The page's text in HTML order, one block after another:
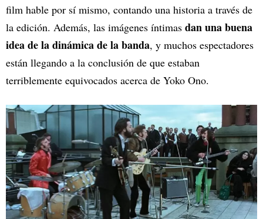
film hable por sí mismo, contando una historia a través de
la edición. Además, las imágenes íntimas dan una buena
idea de la dinámica de la banda, y muchos espectadores
están llegando a la conclusión de que estaban
terriblemente equivocados acerca de Yoko Ono.